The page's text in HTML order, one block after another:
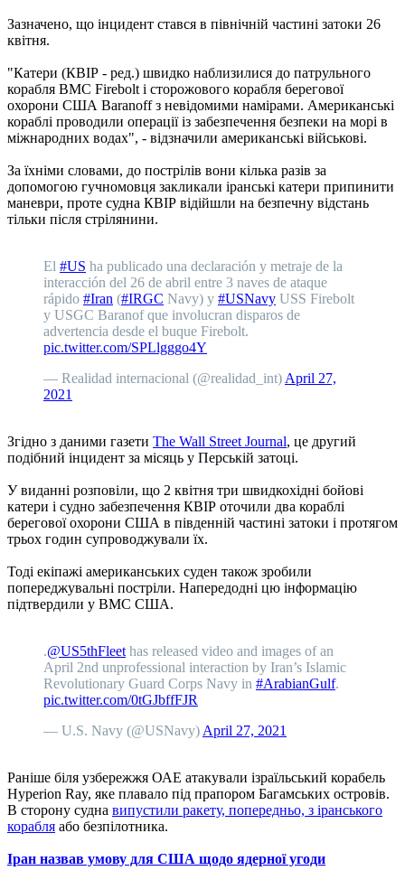
Зазначено, що інцидент стався в північній частині затоки 26
квітня.
"Катери (КВІР - ред.) швидко наблизилися до патрульного
корабля ВМС Firebolt і сторожового корабля берегової
охорони США Baranoff з невідомими намірами. Американські
кораблі проводили операції із забезпечення безпеки на морі в
міжнародних водах", - відзначили американські військові.
За їхніми словами, до пострілів вони кілька разів за
допомогою гучномовця закликали іранські катери припинити
маневри, проте судна КВІР відійшли на безпечну відстань
тільки після стрілянини.
El #US ha publicado una declaración y metraje de la
interacción del 26 de abril entre 3 naves de ataque
rápido #Iran (#IRGC Navy) y #USNavy USS Firebolt
y USGC Baranof que involucran disparos de
advertencia desde el buque Firebolt.
pic.twitter.com/SPLlgggo4Y
— Realidad internacional (@realidad_int) April 27,
2021
Згідно з даними газети The Wall Street Journal, це другий
подібний інцидент за місяць у Перській затоці.
У виданні розповіли, що 2 квітня три швидкохідні бойові
катери і судно забезпечення КВІР оточили два кораблі
берегової охорони США в південній частині затоки і протягом
трьох годин супроводжували їх.
Тоді екіпажі американських суден також зробили
попереджувальні постріли. Напередодні цю інформацію
підтвердили у ВМС США.
.@US5thFleet has released video and images of an
April 2nd unprofessional interaction by Iran’s Islamic
Revolutionary Guard Corps Navy in #ArabianGulf.
pic.twitter.com/0tGJbffFJR
— U.S. Navy (@USNavy) April 27, 2021
Раніше біля узбережжя ОАЕ атакували ізраїльський корабель
Hyperion Ray, яке плавало під прапором Багамських островів.
В сторону судна випустили ракету, попередньо, з іранського
корабля або безпілотника.
Іран назвав умову для США щодо ядерної угоди